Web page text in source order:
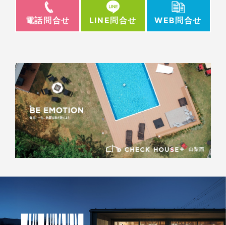
電話問合せ LINE問合せ WEB問合せ